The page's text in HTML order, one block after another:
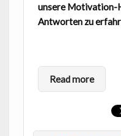
unsere Motivation-
Antworten zu
Read more